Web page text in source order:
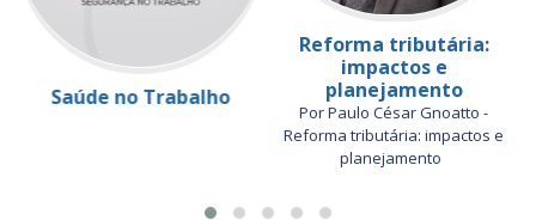
Saúde no Trabalho
Reforma tributária:
impactos e
planejamento
Por Paulo César Gnoatto -
Reforma tributária: impactos e
planejamento